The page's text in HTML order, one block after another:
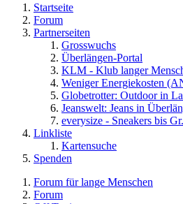
Startseite
Forum
Partnerseiten
Grosswuchs
Überlängen-Portal
KLM - Klub langer
Weniger Energiekosten
Globetrotter: Outdoor in
Jeanswelt: Jeans in
everysize - Sneakers bis
Linkliste
Kartensuche
Spenden
Forum für lange Menschen
Forum